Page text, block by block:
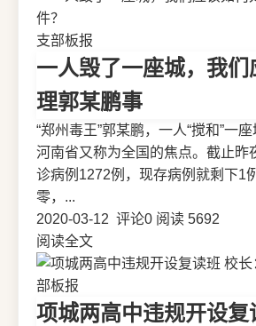
支部板报
一人毁了一座城，我们
理郭某鹏事
“郑州毒王”郭某鹏，一人“搅和”一
河南省又称为全国的焦点。截止昨
诊病例1272例，现存病例就剩下1
零，...
2020-03-12 评论0 阅读 5692
阅读全文
部板报
项城两高中违规开设复